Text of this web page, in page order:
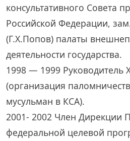
консультативного Совета
Российской Федерации,
(Г.Х.Попов) палаты
деятельности государства.
1998 — 1999 Руководитель
(организация
мусульман в КСА).
2001- 2002 Член Дирекции
федеральной целевой